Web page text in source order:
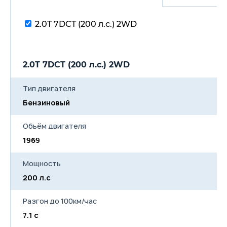
Подстаканники в
центральной консоли
светодиодные лампы для
оперативных служб ЭРА-
Электронная система
курсовой устойчивости
(ESС) и антипробуксовочная
Антиблокировочная система
тормозов (ABS) с функцией
распределения тормозных
усилий (EBD)
(ESS)
Система помощи при
экстренном торможении
2.0T 7DCT (200 л.с.) 2WD
2.0T 7DCT (200 л.с.) 2WD
Тип двигателя
Бензиновый
Объём двигателя
1969
Мощность
200 л.с
Разгон до 100км/час
7.1 с